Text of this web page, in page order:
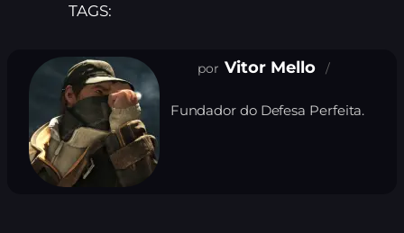
TAGS:
Vitor Mello
Fundador do Defesa Perfeita.